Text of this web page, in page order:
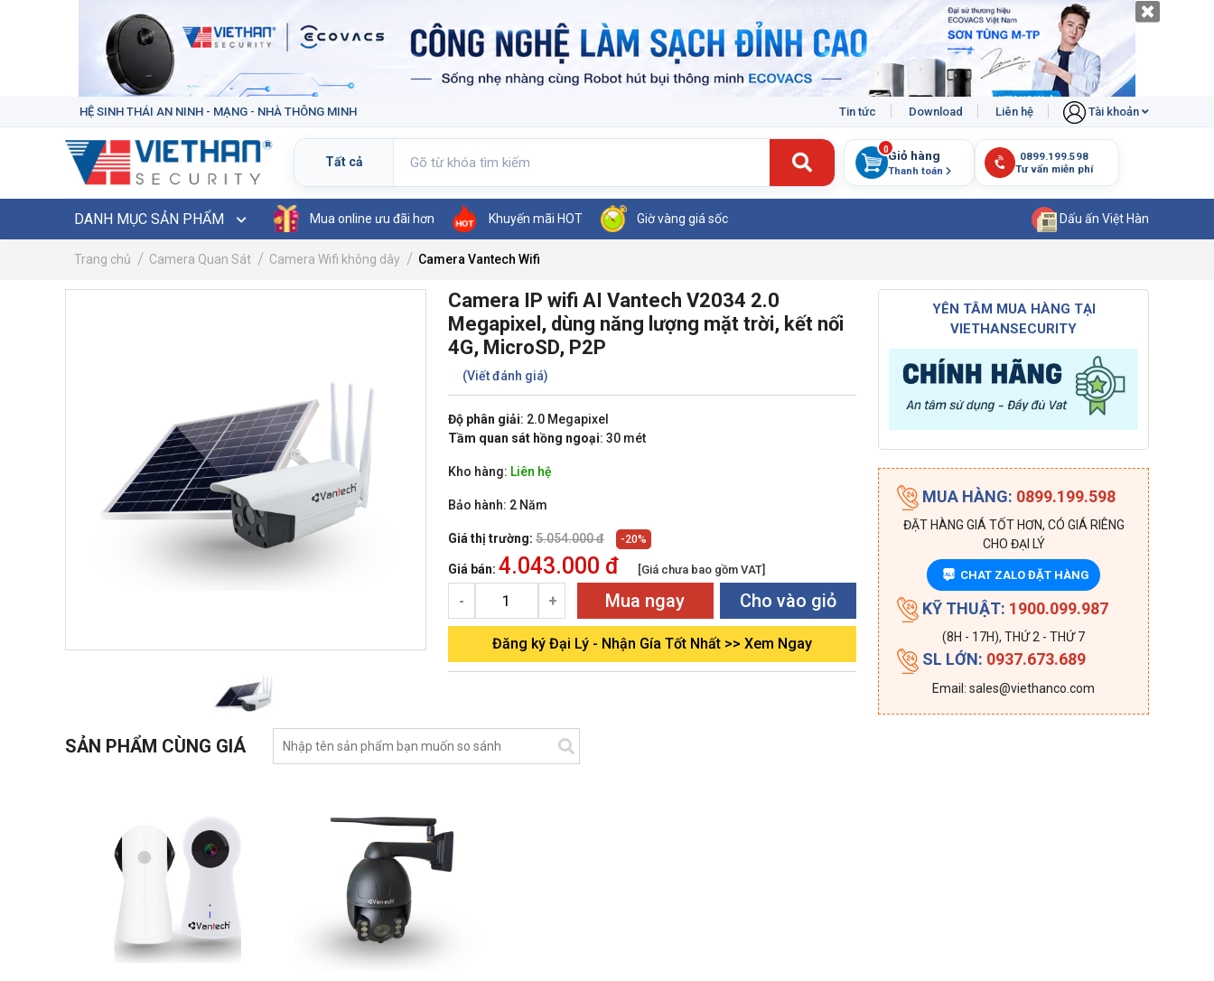
HỆ SINH THÁI AN NINH - MẠNG - NHÀ THÔNG MINH Tin tức Download Liên hệ Tài khoản
Giỏ hàng
Thanh toán
0
DANH MỤC SẢN PHẨM Mua online ưu đãi hơn Khuyến mãi HOT Giờ vàng giá sốc Dấu ấn Việt Hàn
Trang chủ Camera Quan Sát Camera Wifi không dây Camera Vantech Wifi
Camera IP wifi AI Vantech V2034 2.0
Megapixel, dùng năng lượng mặt trời, kết nối
4G, MicroSD, P2P
(Viết đánh giá)
Độ phân giải: 2.0 Megapixel
Tầm quan sát hồng ngoại: 30 mét
Kho hàng: Liên hệ
Bảo hành: 2 Năm
Giá thị trường: 5.054.000 đ -20%
Giá bán: 4.043.000 đ [Giá chưa bao gồm VAT]
- + Mua ngay Cho vào giỏ
Đăng ký Đại Lý - Nhận Gía Tốt Nhất >> Xem Ngay
YÊN TÂM MUA HÀNG TẠI
VIETHANSECURITY
MUA HÀNG: 0899.199.598
ĐẶT HÀNG GIÁ TỐT HƠN, CÓ GIÁ RIÊNG
CHO ĐẠI LÝ
ZALO CHAT ZALO ĐẶT HÀNG
KỸ THUẬT: 1900.099.987
(8H - 17H), THỨ 2 - THỨ 7
SL LỚN: 0937.673.689
Email: sales@viethanco.com
SẢN PHẨM CÙNG GIÁ